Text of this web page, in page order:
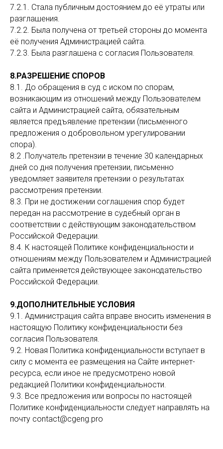
7.2.1. Стала публичным достоянием до её утраты или
разглашения.
7.2.2. Была получена от третьей стороны до момента
её получения Администрацией сайта.
7.2.3. Была разглашена с согласия Пользователя.
8.РАЗРЕШЕНИЕ СПОРОВ
8.1. До обращения в суд с иском по спорам,
возникающим из отношений между Пользователем
сайта и Администрацией сайта, обязательным
является предъявление претензии (письменного
предложения о добровольном урегулировании
спора).
8.2 .Получатель претензии в течение 30 календарных
дней со дня получения претензии, письменно
уведомляет заявителя претензии о результатах
рассмотрения претензии.
8.3. При не достижении соглашения спор будет
передан на рассмотрение в судебный орган в
соответствии с действующим законодательством
Российской Федерации.
8.4. К настоящей Политике конфиденциальности и
отношениям между Пользователем и Администрацией
сайта применяется действующее законодательство
Российской Федерации.
9.ДОПОЛНИТЕЛЬНЫЕ УСЛОВИЯ
9.1. Администрация сайта вправе вносить изменения в
настоящую Политику конфиденциальности без
согласия Пользователя.
9.2. Новая Политика конфиденциальности вступает в
силу с момента ее размещения на Сайте интернет-
ресурса, если иное не предусмотрено новой
редакцией Политики конфиденциальности.
9.3. Все предложения или вопросы по настоящей
Политике конфиденциальности следует направлять на
почту contact@cgeng.pro
Add file
Отправить заявку
Нажимая кнопку, вы соглашаетесь с правилами обработки
Прикрепить файл
Политика конфиденциальности
Политика обработки фалов cookie
Политика конфиденциальности
Документы по охране труда
©2025 Все права защищены “КОД ГРИН Инжиниринг”